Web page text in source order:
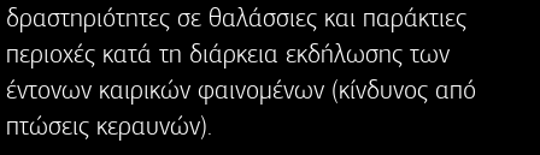
δραστηριότητες σε θαλάσσιες και παράκτιες
περιοχές κατά τη διάρκεια εκδήλωσης των
έντονων καιρικών φαινομένων (κίνδυνος από
πτώσεις κεραυνών).